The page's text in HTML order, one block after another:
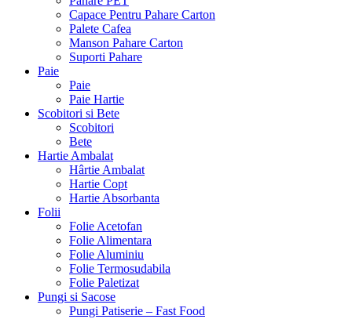
Capace Pentru Pahare Carton
Palete Cafea
Manson Pahare Carton
Suporti Pahare
Paie
Paie
Paie Hartie
Scobitori si Bete
Scobitori
Bete
Hartie Ambalat
Hârtie Ambalat
Hartie Copt
Hartie Absorbanta
Folii
Folie Acetofan
Folie Alimentara
Folie Aluminiu
Folie Termosudabila
Folie Paletizat
Pungi si Sacose
Pungi Patiserie – Fast Food